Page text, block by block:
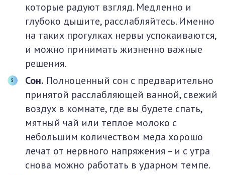
которые радуют взгляд. Медленно и
глубоко дышите, расслабляйтесь. Именно
на таких прогулках нервы успокаиваются,
и можно принимать жизненно важные
решения.
Сон. Полноценный сон с предварительно
принятой расслабляющей ванной, свежий
воздух в комнате, где вы будете спать,
мятный чай или теплое молоко с
небольшим количеством меда хорошо
лечат от нервного напряжения – и с утра
снова можно работать в ударном темпе.